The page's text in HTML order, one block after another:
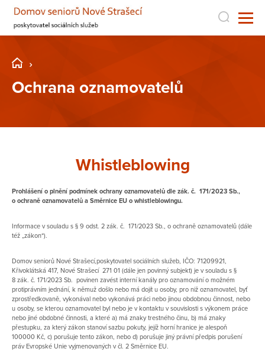
Ochrana oznamovatelů
Whistleblowing
Prohlášení o plnění podmínek ochrany oznamovatelů dle zák. č. 171/2023 Sb.,
o ochraně oznamovatelů a Směrnice EU o whistleblowingu.
Informace v souladu s § 9 odst. 2 zák. č. 171/2023 Sb., o ochraně oznamovatelů (dále
též „zákon“).
Domov seniorů Nové Strašecí,poskytovatel sociálních služeb, IČO: 71209921,
Křivoklátská 417, Nové Strašecí 271 01 (dále jen povinný subjekt) je v souladu s §
8 zák. č. 171/2023 Sb. povinen zavést interní kanály pro oznamování o možném
protiprávním jednání, k němuž došlo nebo má dojít u osoby, pro niž oznamovatel, byť
zprostředkovaně, vykonával nebo vykonává práci nebo jinou obdobnou činnost, nebo
u osoby, se kterou oznamovatel byl nebo je v kontaktu v souvislosti s výkonem práce
nebo jiné obdobné činnosti, a které a) má znaky trestného činu, b) má znaky
přestupku, za který zákon stanoví sazbu pokuty, jejíž horní hranice je alespoň
100000 Kč, c) porušuje tento zákon, nebo d) porušuje jiný právní předpis porušení
práv Evropské Unie vyjmenovaných v čl. 2 Směrnice EU.